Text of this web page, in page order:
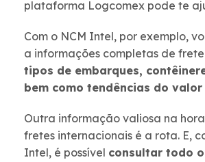
plataforma Logcomex pode te
Com o NCM Intel, por exemplo,
a informações completas de
tipos de embarques,
bem como tendências do valor
Outra informação valiosa na
fretes internacionais é a rota. E,
Intel, é possível consultar todo